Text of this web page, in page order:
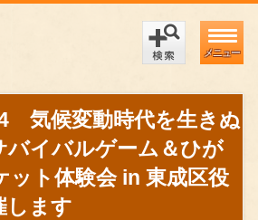
メニュー
気候変動時代を生きぬ
イバルゲーム＆ひが
ット体験会 in 東成区役
します